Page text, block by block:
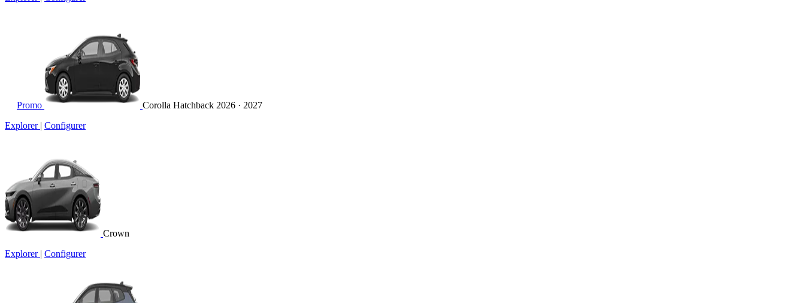
Promo Corolla Hatchback 2026 · 2027
Explorer | Configurer
Crown
Explorer | Configurer